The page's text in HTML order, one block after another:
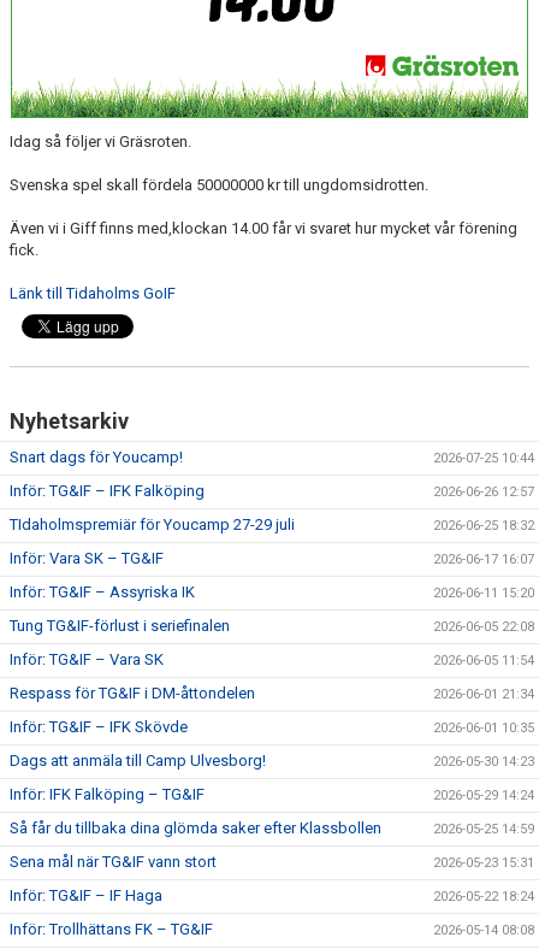
PLANSCHEMA
Idag så följer vi Gräsroten.
Svenska spel skall fördela 50000000 kr till ungdomsidrotten.
Även vi i Giff finns med,klockan 14.00 får vi svaret hur mycket vår förening
fick.
Länk till Tidaholms GoIF
Nyhetsarkiv
Snart dags för Youcamp! 2026-07-25 10:44
Inför: TG&IF – IFK Falköping 2026-06-26 12:57
TIdaholmspremiär för Youcamp 27-29 juli 2026-06-25 18:32
Inför: Vara SK – TG&IF 2026-06-17 16:07
Inför: TG&IF – Assyriska IK 2026-06-11 15:20
Tung TG&IF-förlust i seriefinalen 2026-06-05 22:08
Inför: TG&IF – Vara SK 2026-06-05 11:54
Respass för TG&IF i DM-åttondelen 2026-06-01 21:34
Inför: TG&IF – IFK Skövde 2026-06-01 10:35
Dags att anmäla till Camp Ulvesborg! 2026-05-30 14:23
Inför: IFK Falköping – TG&IF 2026-05-29 14:24
Så får du tillbaka dina glömda saker efter Klassbollen 2026-05-25 14:59
Sena mål när TG&IF vann stort 2026-05-23 15:31
Inför: TG&IF – IF Haga 2026-05-22 18:24
Inför: Trollhättans FK – TG&IF 2026-05-14 08:08